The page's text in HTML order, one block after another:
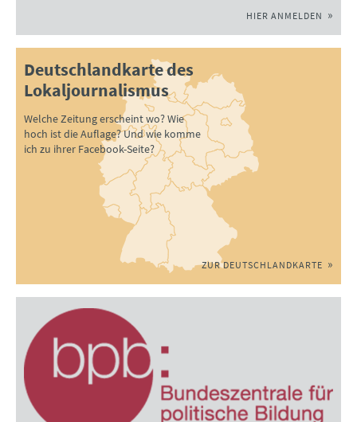
HIER ANMELDEN
Deutschlandkarte des
Lokaljournalismus
Welche Zeitung erscheint wo? Wie
hoch ist die Auflage? Und wie komme
ich zu ihrer Facebook-Seite?
ZUR DEUTSCHLANDKARTE